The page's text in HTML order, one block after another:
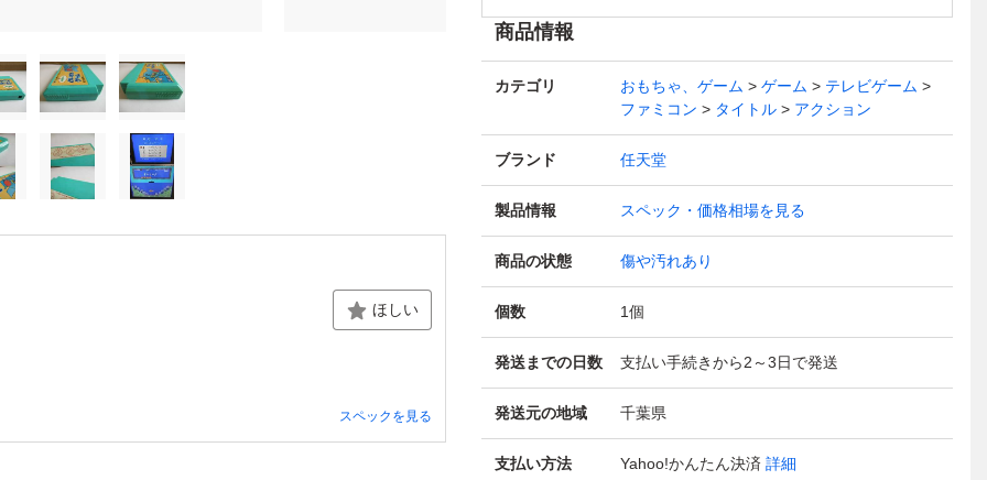
ほしい
スペックを見る
商品情報
カテゴリ おもちゃ、ゲーム ゲーム
テレビゲーム
ファミコン
タイトル アクション
ブランド 任天堂
製品情報 スペック・価格相場を見る
商品の状態 傷や汚れあり
個数 1個
発送までの日数 支払い手続きから2～3日で発送
発送元の地域 千葉県
支払い方法 Yahoo!かんたん決済 詳細